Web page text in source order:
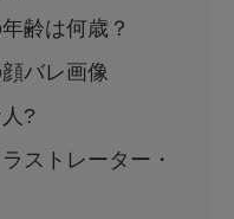
齢は何歳？
バレ画像
?
ストレーター・